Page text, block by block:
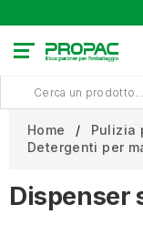
Home
Pulizia
Detergenti per
Dispenser